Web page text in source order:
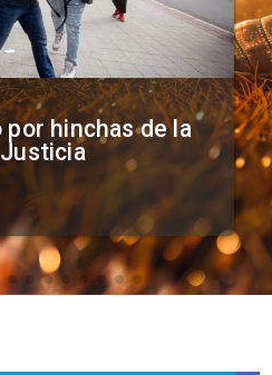
con Colo
arquero